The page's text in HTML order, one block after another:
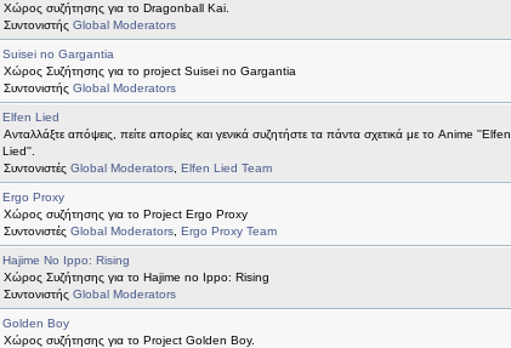
Χώρος συζήτησης για το Dragonball Kai.
Συντονιστής Global Moderators
Suisei no Gargantia
Χώρος Συζήτησης για το project Suisei no Gargantia
Συντονιστής Global Moderators
Elfen Lied
Ανταλλάξτε απόψεις, πείτε απορίες και γενικά συζητήστε τα πάντα σχετικά με το Anime ''Elfen
Lied''.
Συντονιστές Global Moderators, Elfen Lied Team
Ergo Proxy
Χώρος συζήτησης για το Project Ergo Proxy
Συντονιστές Global Moderators, Ergo Proxy Team
Hajime No Ippo: Rising
Χώρος Συζήτησης για το Hajime no Ippo: Rising
Συντονιστής Global Moderators
Golden Boy
Χώρος συζήτησης για το Project Golden Boy.